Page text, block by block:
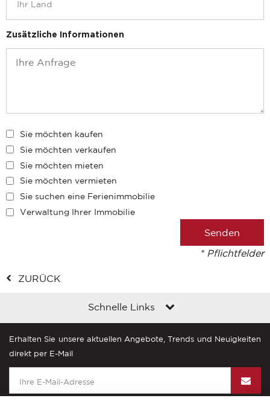
Zusätzliche Informationen
Sie möchten kaufen
Sie möchten verkaufen
Sie möchten mieten
Sie möchten vermieten
Sie suchen eine Ferienimmobilie
Verwaltung Ihrer Immobilie
* Pflichtfelder
ZURÜCK
Schnelle Links
Erhalten Sie unsere aktuellen Angebote, Trends und Neuigkeiten
direkt per E-Mail